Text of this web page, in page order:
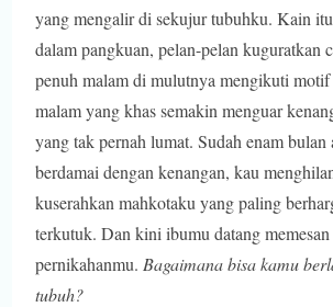
yang mengalir di sekujur tubuhku. Kain
dalam pangkuan, pelan-pelan kuguratkan
penuh malam di mulutnya mengikuti
malam yang khas semakin menguar
yang tak pernah lumat. Sudah enam bulan
berdamai dengan kenangan, kau
kuserahkan mahkotaku yang paling
terkutuk. Dan kini ibumu datang
pernikahanmu. Bagaimana bisa kamu
tubuh?